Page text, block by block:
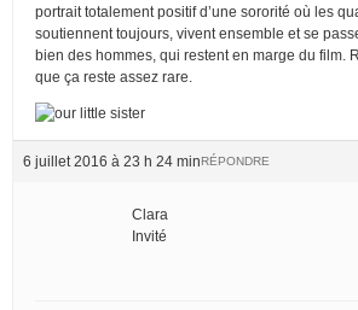
portrait totalement positif d’une sororité où les
soutiennent toujours, vivent ensemble et se
bien des hommes, qui restent en marge du film.
que ça reste assez rare.
6 juillet 2016 à 23 h 24 minRÉPONDRE
Clara
Invité